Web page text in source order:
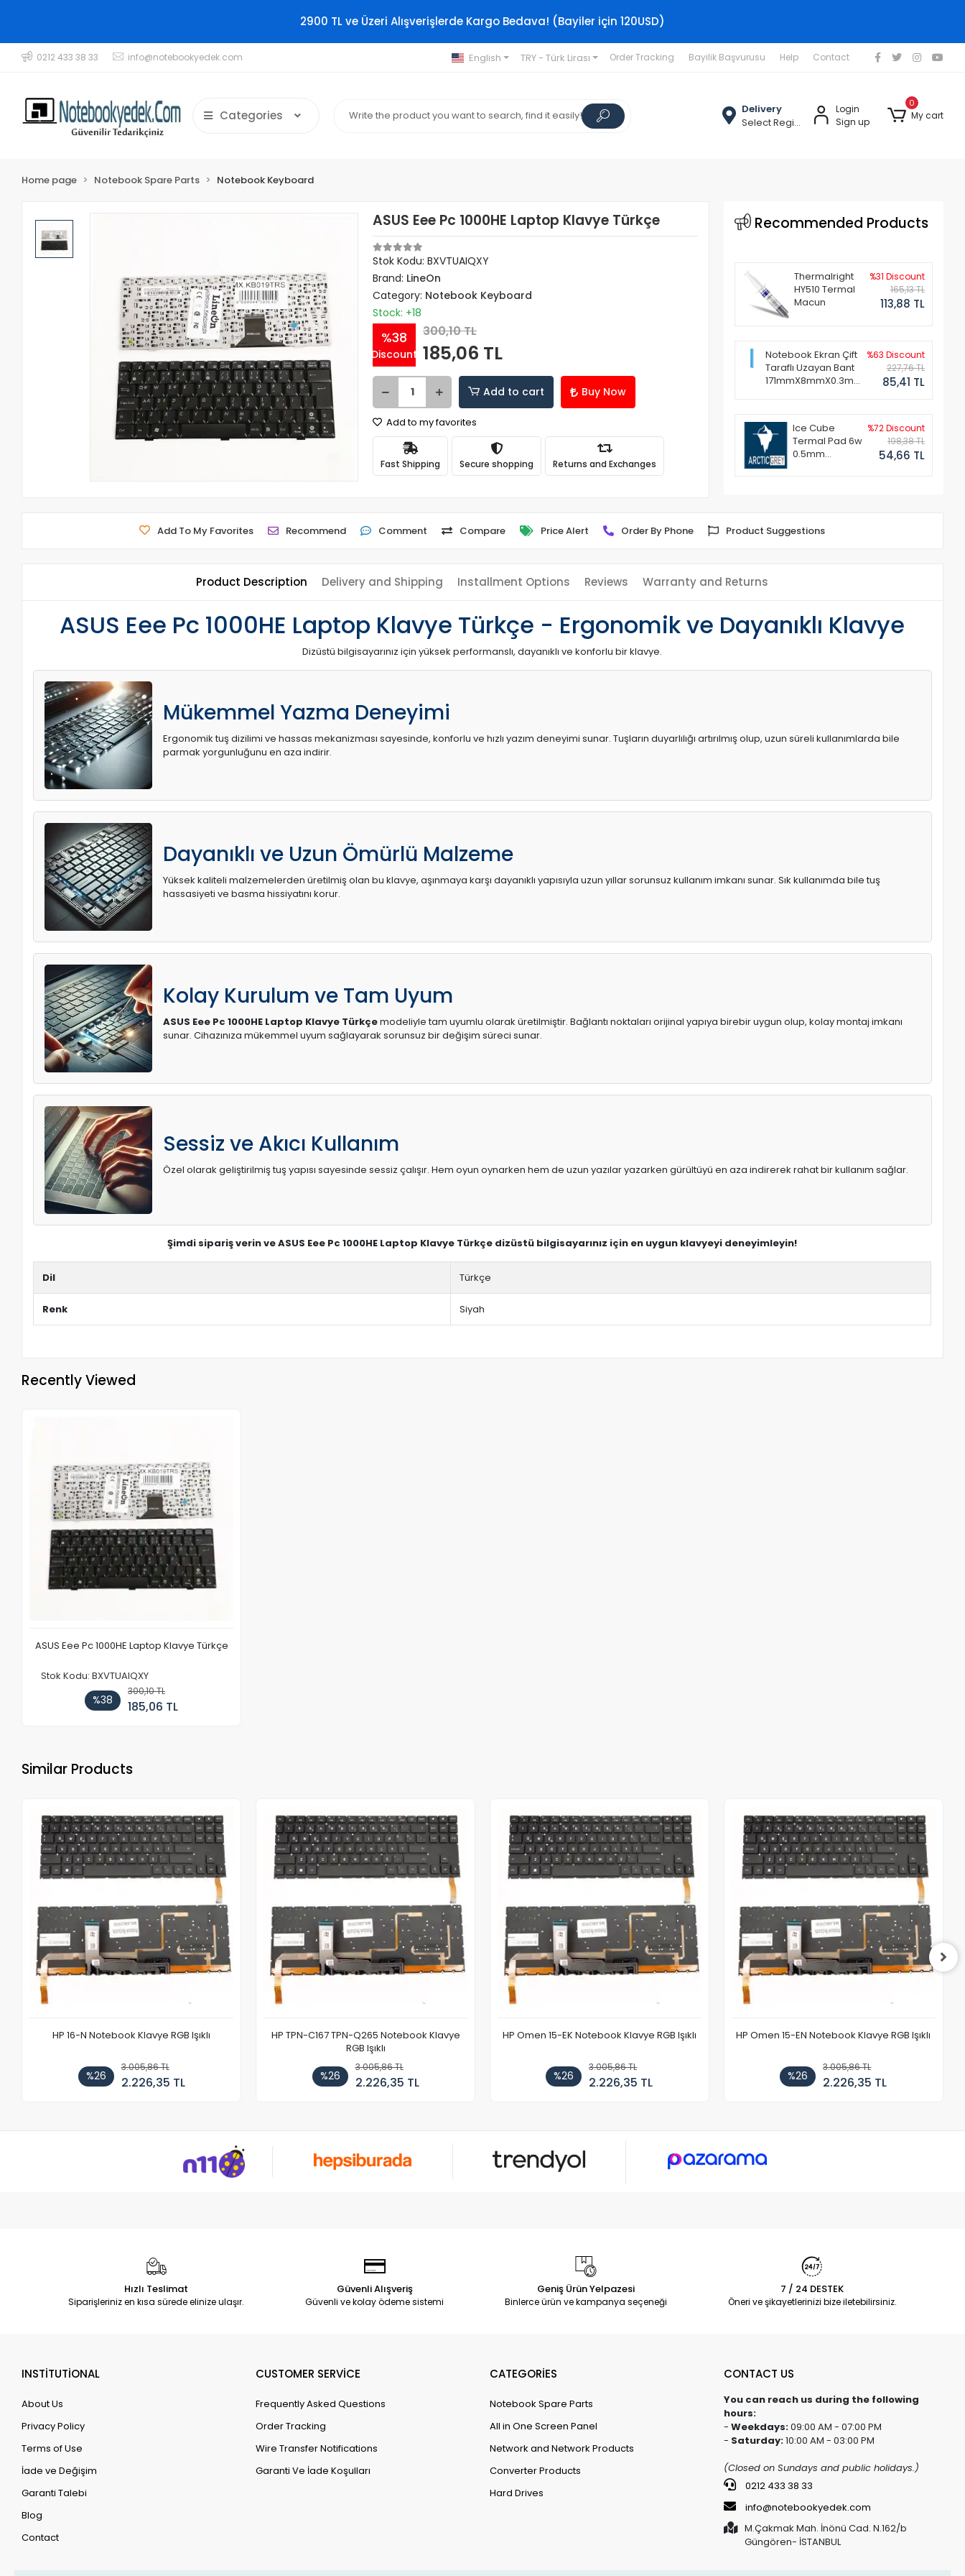
2900 TL ve Üzeri Alışverişlerde Kargo Bedava! (Bayiler için 120USD)
0212 433 38 33 info@notebookyedek.com English TRY - Türk Lirası Order Tracking Bayilik Başvurusu Help Contact
Categories
Delivery
Select Region
Login
Sign up
0
My cart
Home page Notebook Spare Parts Notebook Keyboard
ASUS Eee Pc 1000HE Laptop Klavye Türkçe
Stok Kodu: BXVTUAIQXY
Brand: LineOn
Category: Notebook Keyboard
Stock: +18
%38
Discount
300,10 TL
185,06 TL
Add to cart Buy Now
Add to my favorites
Fast Shipping Secure shopping Returns and Exchanges
Recommended Products
Thermalright
HY510 Termal
Macun
%31 Discount
165,13 TL
113,88 TL
Notebook Ekran Çift
Taraflı Uzayan Bant
171mmX8mmX0.3mm
%63 Discount
227,76 TL
85,41 TL
Ice Cube
Termal Pad 6w
0.5mm
%72 Discount
198,38 TL
54,66 TL
Add To My Favorites Recommend Comment Compare Price Alert Order By Phone Product Suggestions
Product Description Delivery and Shipping Installment Options Reviews Warranty and Returns
ASUS Eee Pc 1000HE Laptop Klavye Türkçe - Ergonomik ve Dayanıklı Klavye
Dizüstü bilgisayarınız için yüksek performanslı, dayanıklı ve konforlu bir klavye.
Mükemmel Yazma Deneyimi
Ergonomik tuş dizilimi ve hassas mekanizması sayesinde, konforlu ve hızlı yazım deneyimi sunar. Tuşların duyarlılığı artırılmış olup, uzun süreli kullanımlarda bile
parmak yorgunluğunu en aza indirir.
Dayanıklı ve Uzun Ömürlü Malzeme
Yüksek kaliteli malzemelerden üretilmiş olan bu klavye, aşınmaya karşı dayanıklı yapısıyla uzun yıllar sorunsuz kullanım imkanı sunar. Sık kullanımda bile tuş
hassasiyeti ve basma hissiyatını korur.
Kolay Kurulum ve Tam Uyum
ASUS Eee Pc 1000HE Laptop Klavye Türkçemodeliyle tam uyumlu olarak üretilmiştir. Bağlantı noktaları orijinal yapıya birebir uygun olup, kolay montaj imkanı
sunar. Cihazınıza mükemmel uyum sağlayarak sorunsuz bir değişim süreci sunar.
Sessiz ve Akıcı Kullanım
Özel olarak geliştirilmiş tuş yapısı sayesinde sessiz çalışır. Hem oyun oynarken hem de uzun yazılar yazarken gürültüyü en aza indirerek rahat bir kullanım sağlar.
Şimdi sipariş verin ve ASUS Eee Pc 1000HE Laptop Klavye Türkçe dizüstü bilgisayarınız için en uygun klavyeyi deneyimleyin!
Dil Türkçe
Renk Siyah
Recently Viewed
ASUS Eee Pc 1000HE Laptop Klavye Türkçe
Stok Kodu: BXVTUAIQXY
%38
300,10 TL
185,06 TL
Similar Products
HP 16-N Notebook Klavye RGB Işıklı
%26
3.005,86 TL
2.226,35 TL
HP TPN-C167 TPN-Q265 Notebook Klavye
RGB Işıklı
%26
3.005,86 TL
2.226,35 TL
HP Omen 15-EK Notebook Klavye RGB Işıklı
%26
3.005,86 TL
2.226,35 TL
HP Omen 15-EN Notebook Klavye RGB Işıklı
%26
3.005,86 TL
2.226,35 TL
Hızlı Teslimat
Siparişleriniz en kısa sürede elinize ulaşır.
Güvenli Alışveriş
Güvenli ve kolay ödeme sistemi
Geniş Ürün Yelpazesi
Binlerce ürün ve kampanya seçeneği
7 / 24 DESTEK
Öneri ve şikayetlerinizi bize iletebilirsiniz.
INSTİTUTİONAL
About Us
Privacy Policy
Terms of Use
İade ve Değişim
Garanti Talebi
Blog
Contact
CUSTOMER SERVİCE
Frequently Asked Questions
Order Tracking
Wire Transfer Notifications
Garanti Ve İade Koşulları
CATEGORİES
Notebook Spare Parts
All in One Screen Panel
Network and Network Products
Converter Products
Hard Drives
CONTACT US
You can reach us during the following
hours:
- Weekdays:09:00 AM - 07:00 PM
- Saturday:10:00 AM - 03:00 PM
(Closed on Sundays and public holidays.)
0212 433 38 33
info@notebookyedek.com
M.Çakmak Mah. İnönü Cad. N.162/b
Güngören- İSTANBUL